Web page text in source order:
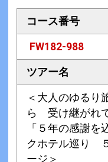
コース番号
FW182-988
ツアー名
＜大人のゆるり
ら 受け継がれ
「５年の感謝を
クホテル巡り
ージ＞